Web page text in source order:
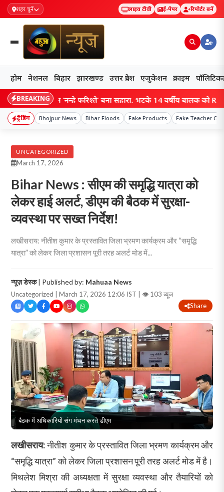
शहर चुनें लाइव टीवी ई-पेपर रिपोर्टर बनें
होम नेशनल बिहार झारखण्ड उत्तर प्रदेश एजुकेशन क्राइम
BREAKING
ऑपरेशन ‘नन्हे फरिश्ते’ बना सहारा, भटके 14 वर्षीय बालक को RPF ने
ट्रेंडिंग Bhojpur News Bihar Floods Fake Products Fake Teacher
UNCATEGORIZED
March 17, 2026
Bihar News : सीएम की समृद्धि यात्रा को
लेकर हाई अलर्ट, डीएम की बैठक में सुरक्षा-
व्यवस्था पर सख्त निर्देश!
लखीसराय: नीतीश कुमार के प्रस्तावित जिला भ्रमण कार्यक्रम और “समृद्धि
यात्रा” को लेकर जिला प्रशासन पूरी तरह अलर्ट मोड में...
न्यूज़ डेस्क| Published by: Mahuaa News
Uncategorized | March 17, 2026 12:06 IST | 👁 103 व्यूज
Share
बैठक में अधिकारियों संग मंथन करते डीएम
लखीसराय:नीतीश कुमार के प्रस्तावित जिला भ्रमण कार्यक्रम और
“समृद्धि यात्रा” को लेकर जिला प्रशासन पूरी तरह अलर्ट मोड में है।
मिथलेश मिश्रा की अध्यक्षता में सुरक्षा व्यवस्था और तैयारियों को